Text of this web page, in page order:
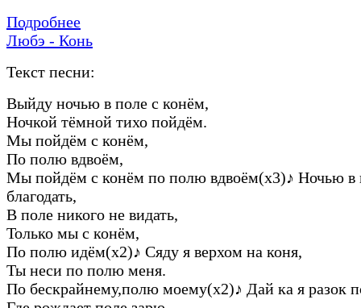
Подробнее
Любэ - Конь
Текст песни:
Выйду ночью в поле с конём,
Ночкой тёмной тихо пойдём.
Мы пойдём с конём,
По полю вдвоём,
Мы пойдём с конём по полю вдвоём(х3)♪ Ночью в
благодать,
В поле никого не видать,
Только мы с конём,
По полю идём(х2)♪ Сяду я верхом на коня,
Ты неси по полю меня.
По бескрайнему,полю моему(х2)♪ Дай ка я разок